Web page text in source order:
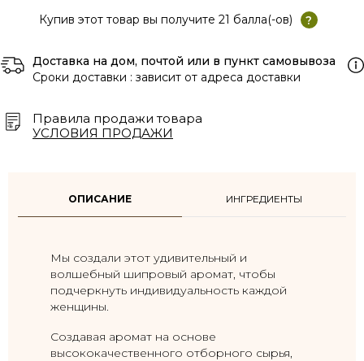
ОПИСАНИЕ ИНГРЕДИЕНТЫ
Мы создали этот удивительный и
волшебный шипровый аромат, чтобы
подчеркнуть индивидуальность каждой
женщины.
Создавая аромат на основе
высококачественного отборного сырья,
Купив этот товар вы получите 21 балла(-ов) ?
Доставка на дом, почтой или в пункт самовывоза
Сроки доставки : зависит от адреса доставки
Правила продажи товара
УСЛОВИЯ ПРОДАЖИ